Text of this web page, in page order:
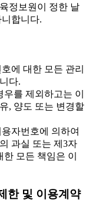
정보원이 정한 날
합니다.
에 대한 모든 관리
다.
를 제외하고는 이
, 양도 또는 변경할
자번호에 의하여
과실 또는 제3자
모든 책임은 이
한 및 이용계약